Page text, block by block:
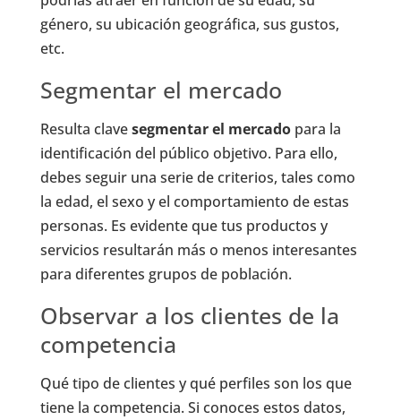
género, su ubicación geográfica, sus gustos,
etc.
Segmentar el mercado
Resulta clavesegmentar el mercadopara la
identificación del público objetivo. Para ello,
debes seguir una serie de criterios, tales como
la edad, el sexo y el comportamiento de estas
personas. Es evidente que tus productos y
servicios resultarán más o menos interesantes
para diferentes grupos de población.
Observar a los clientes de la
competencia
Qué tipo de clientes y qué perfiles son los que
tiene la competencia. Si conoces estos datos,